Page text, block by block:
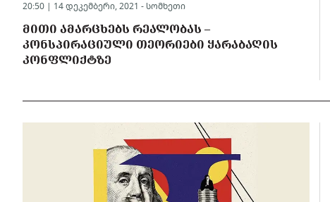
20:50 | 14 დეკემბერი, 2021 - სომხეთი
ᲛᲘᲗᲘ ᲐᲛᲐᲠᲪᲮᲔᲑᲡ ᲠᲔᲐᲚᲝᲑᲐᲡ –
ᲙᲝᲜᲡᲞᲘᲠᲐᲪᲘᲣᲚᲘ ᲗᲔᲝᲠᲘᲔᲑᲘ ᲧᲐᲠᲐᲑᲐᲦᲘᲡ
ᲙᲝᲜᲤᲚᲘᲥᲢᲖᲔ